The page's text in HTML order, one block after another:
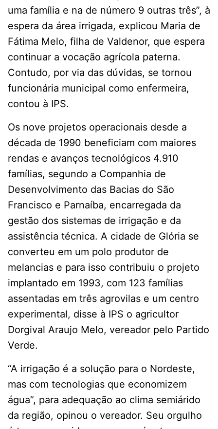
uma família e na de número 9 outras três”, à
espera da área irrigada, explicou Maria de
Fátima Melo, filha de Valdenor, que espera
continuar a vocação agrícola paterna.
Contudo, por via das dúvidas, se tornou
funcionária municipal como enfermeira,
contou à IPS.
Os nove projetos operacionais desde a
década de 1990 beneficiam com maiores
rendas e avanços tecnológicos 4.910
famílias, segundo a Companhia de
Desenvolvimento das Bacias do São
Francisco e Parnaíba, encarregada da
gestão dos sistemas de irrigação e da
assistência técnica. A cidade de Glória se
converteu em um polo produtor de
melancias e para isso contribuiu o projeto
implantado em 1993, com 123 famílias
assentadas em três agrovilas e um centro
experimental, disse à IPS o agricultor
Dorgival Araujo Melo, vereador pelo Partido
Verde.
“A irrigação é a solução para o Nordeste,
mas com tecnologias que economizem
água”, para adequação ao clima semiárido
da região, opinou o vereador. Seu orgulho